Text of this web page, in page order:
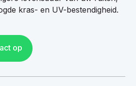
kras- en UV-bestendigheid.
op